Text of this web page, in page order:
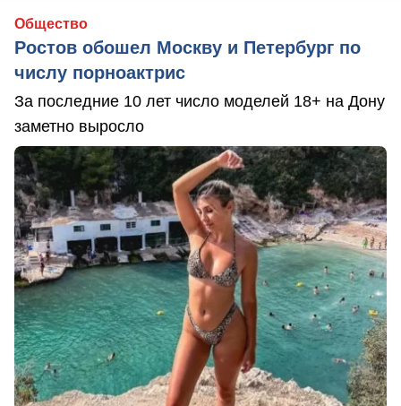
Общество
Ростов обошел Москву и Петербург по
числу порноактрис
За последние 10 лет число моделей 18+ на Дону
заметно выросло